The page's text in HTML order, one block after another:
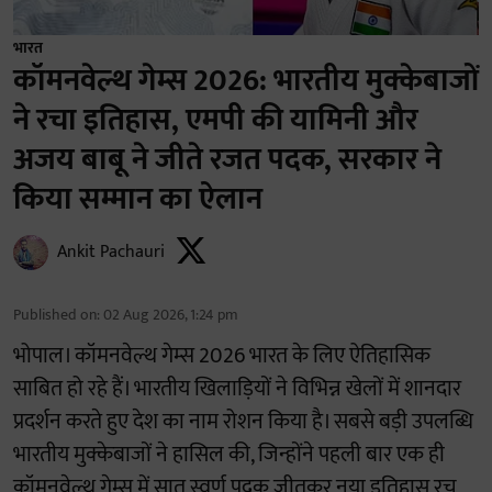
भारत
कॉमनवेल्थ गेम्स 2026: भारतीय मुक्केबाजों
ने रचा इतिहास, एमपी की यामिनी और
अजय बाबू ने जीते रजत पदक, सरकार ने
किया सम्मान का ऐलान
Ankit Pachauri
Published on: 02 Aug 2026, 1:24 pm
भोपाल। कॉमनवेल्थ गेम्स 2026 भारत के लिए ऐतिहासिक
साबित हो रहे हैं। भारतीय खिलाड़ियों ने विभिन्न खेलों में शानदार
प्रदर्शन करते हुए देश का नाम रोशन किया है। सबसे बड़ी उपलब्धि
भारतीय मुक्केबाजों ने हासिल की, जिन्होंने पहली बार एक ही